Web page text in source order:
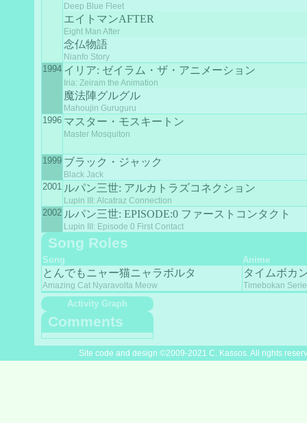
Deep Blue Fleet
エイトマンAFTER
Eight Man After
念仏物語
Nianfo Story
1994 イリア: ゼイラム・ザ・アニメーション
Iria: Zeiram the Animation
魔法陣グルグル
Mahoujin Guruguru
1996 マスター・モスキートン
Master Mosquiton
1999 ブラック・ジャック
Black Jack
2001 ルパン三世: アルカトラズコネクション
Lupin III: Alcatraz Connection
2002 ルパン三世: EPISODE:0 ファーストコンタクト
Lupin III: Episode 0 First Contact
Song Roles
Song Anime
とんでもニャー猫ニャラボルタ
Amazing Cat Nyaravolta Meow
タイムボカ
Timebokan
Activity Graph
Comments
Site code and design ©2009-2021 C. Kassos. All rights